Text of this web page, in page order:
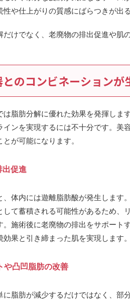
性や仕上がりの質感にばらつきが出
だけでなく、老廃物の排出促進や肌
のコンビネーションが
は脂肪分解に優れた効果を発揮しま
ンを実現するには不十分です。美
が可能になります。
出促進
、体内には遊離脂肪酸が発生します
して蓄積される可能性があるため、
施術後に老廃物の排出をサポート
果と引き締まった肌を実現します。
や凸凹脂肪の改善
に脂肪が減少するだけではなく、部